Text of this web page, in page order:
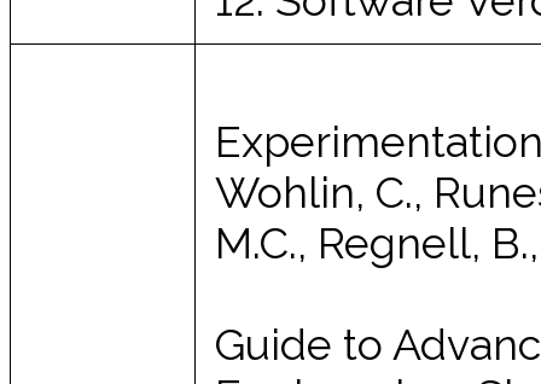
Wohlin, C.,
M.C., Regnell,
Guide to